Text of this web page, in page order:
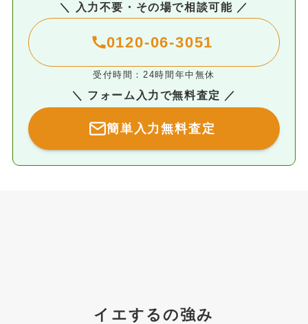
＼ 入力不要・その場で相談可能 ／
0120-06-3051
受付時間：24時間年中無休
＼ フォーム入力で無料査定 ／
簡単入力無料査定
イエするの強み